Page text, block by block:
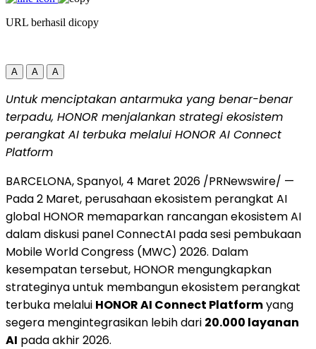
URL berhasil dicopy
A A A
Untuk menciptakan antarmuka yang benar-benar
terpadu, HONOR menjalankan strategi ekosistem
perangkat AI terbuka melalui HONOR AI Connect
Platform
BARCELONA, Spanyol, 4 Maret 2026 /PRNewswire/ —
Pada 2 Maret, perusahaan ekosistem perangkat AI
global HONOR memaparkan rancangan ekosistem AI
dalam diskusi panel ConnectAI pada sesi pembukaan
Mobile World Congress (MWC) 2026. Dalam
kesempatan tersebut, HONOR mengungkapkan
strateginya untuk membangun ekosistem perangkat
terbuka melalui HONOR AI Connect Platformyang
segera mengintegrasikan lebih dari 20.000 layanan
AI pada akhir 2026.